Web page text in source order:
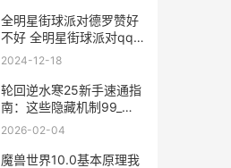
全明星街球派对德罗赞好
不好 全明星街球派对qq
登录
2024-12-18
轮回逆水寒25新手速通指
南：这些隐藏机制99_玩
家都不知道
2026-02-04
魔兽世界10.0基本原理我